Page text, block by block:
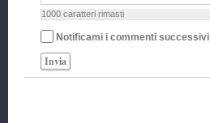
1000 caratteri rimasti
Notificami i commenti successivi
Invia